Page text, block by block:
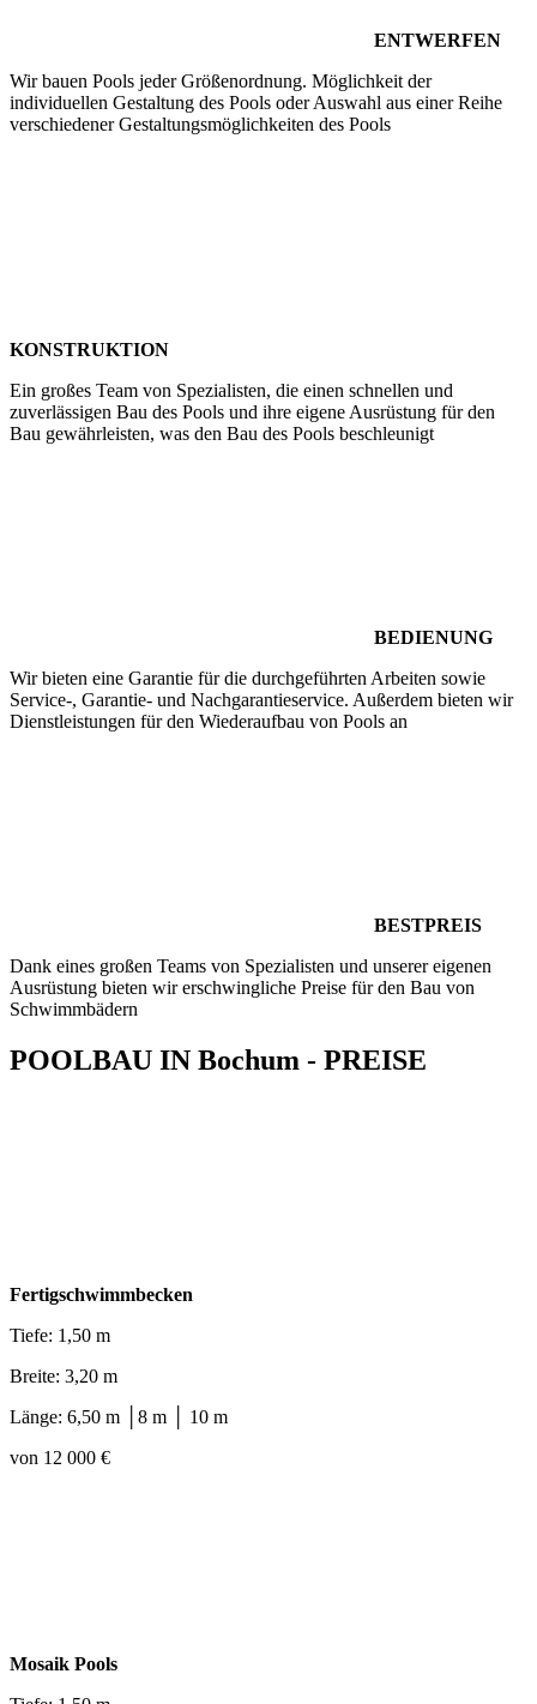
ENTWERFEN
Wir bauen Pools jeder Größenordnung. Möglichkeit der
individuellen Gestaltung des Pools oder Auswahl aus einer Reihe
verschiedener Gestaltungsmöglichkeiten des Pools
KONSTRUKTION
Ein großes Team von Spezialisten, die einen schnellen und
zuverlässigen Bau des Pools und ihre eigene Ausrüstung für den
Bau gewährleisten, was den Bau des Pools beschleunigt
BEDIENUNG
Wir bieten eine Garantie für die durchgeführten Arbeiten sowie
Service-, Garantie- und Nachgarantieservice. Außerdem bieten wir
Dienstleistungen für den Wiederaufbau von Pools an
BESTPREIS
Dank eines großen Teams von Spezialisten und unserer eigenen
Ausrüstung bieten wir erschwingliche Preise für den Bau von
Schwimmbädern
POOLBAU IN Bochum - PREISE
Fertigschwimmbecken
Tiefe: 1,50 m
Breite: 3,20 m
Länge: 6,50 m │8 m │ 10 m
von 12 000 €
Mosaik Pools